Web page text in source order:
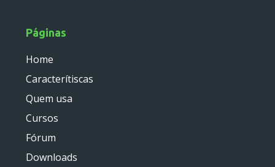
Reports
Deprecated
Errors
Indices
Files
Páginas
Home
Caracterítiscas
Quem usa
Cursos
Fórum
Downloads